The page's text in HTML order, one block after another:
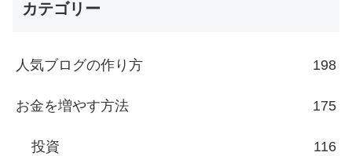
カテゴリー
人気ブログの作り方 198
お金を増やす方法 175
投資 116